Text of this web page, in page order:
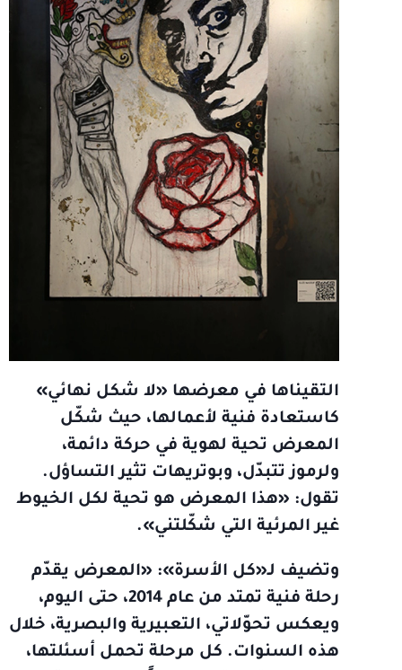
التقيناها في معرضها «لا شكل نهائي»
كاستعادة فنية لأعمالها، حيث شكّل
المعرض تحية لهوية في حركة دائمة،
ولرموز تتبدّل، وبوتريهات تثير التساؤل.
تقول: «هذا المعرض هو تحية لكل الخيوط
غير المرئية التي شكّلتني».
وتضيف لـ«كل الأسرة»: «المعرض يقدّم
رحلة فنية تمتد من عام 2014، حتى اليوم،
ويعكس تحوّلاتي، التعبيرية والبصرية، خلال
هذه السنوات. كل مرحلة تحمل أسئلتها،